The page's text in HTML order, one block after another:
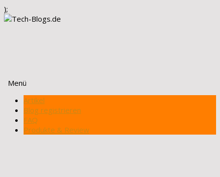
);
Menü
Zum
Inhalt
springen
Artikel
Blog registrieren
FAQ
Produkte & Review